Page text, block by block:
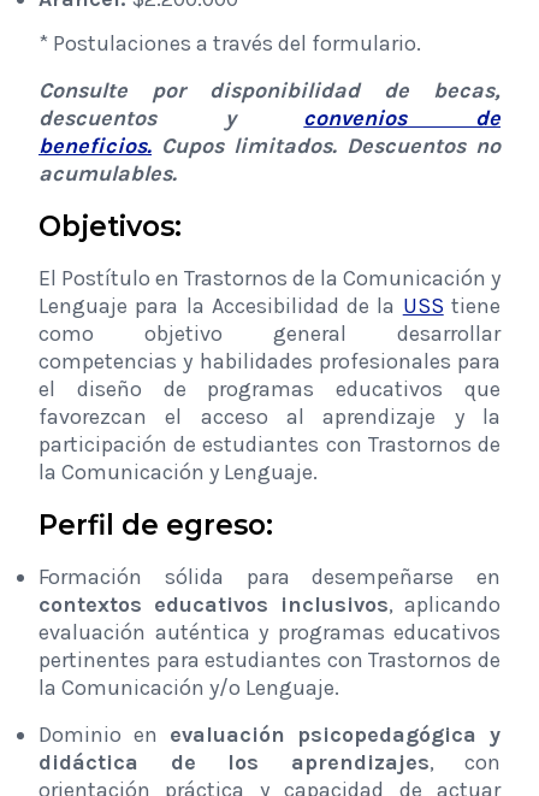
* Postulaciones a través del formulario.
Consulte por disponibilidad de becas,
descuentos y convenios de
beneficios. Cupos limitados. Descuentos no
acumulables.
Objetivos:
El Postítulo en Trastornos de la Comunicación y
Lenguaje para la Accesibilidad de la USS tiene
como objetivo general desarrollar
competencias y habilidades profesionales para
el diseño de programas educativos que
favorezcan el acceso al aprendizaje y la
participación de estudiantes con Trastornos de
la Comunicación y Lenguaje.
Perfil de egreso:
Formación sólida para desempeñarse en
contextos educativos inclusivos, aplicando
evaluación auténtica y programas educativos
pertinentes para estudiantes con Trastornos de
la Comunicación y/o Lenguaje.
Dominio en evaluación psicopedagógica y
didáctica de los aprendizajes, con
orientación práctica y capacidad de actuar